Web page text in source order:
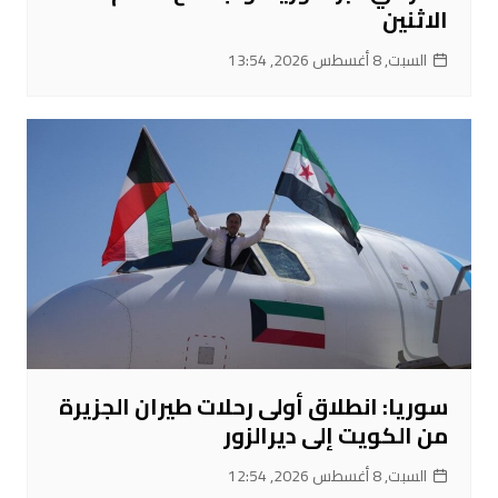
الاثنين
السبت, 8 أغسطس 2026, 13:54
سوريا: انطلاق أولى رحلات طيران الجزيرة
من الكويت إلى ديرالزور
السبت, 8 أغسطس 2026, 12:54